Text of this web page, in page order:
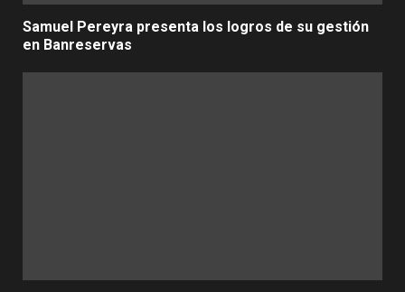
Samuel Pereyra presenta los logros de su gestión
en Banreservas